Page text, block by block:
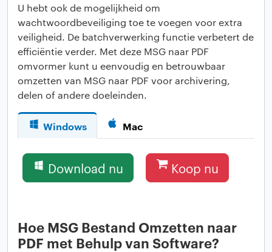
U hebt ook de mogelijkheid om
wachtwoordbeveiliging toe te voegen voor extra
veiligheid. De batchverwerking functie verbetert de
efficiëntie verder. Met deze MSG naar PDF
omvormer kunt u eenvoudig en betrouwbaar
omzetten van MSG naar PDF voor archivering,
delen of andere doeleinden.
Windows Mac
Download nu Koop nu
Hoe MSG Bestand Omzetten naar
PDF met Behulp van Software?